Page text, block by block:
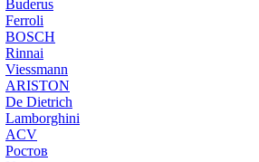
Buderus
Ferroli
BOSCH
Rinnai
Viessmann
ARISTON
De Dietrich
Lamborghini
ACV
Ростов